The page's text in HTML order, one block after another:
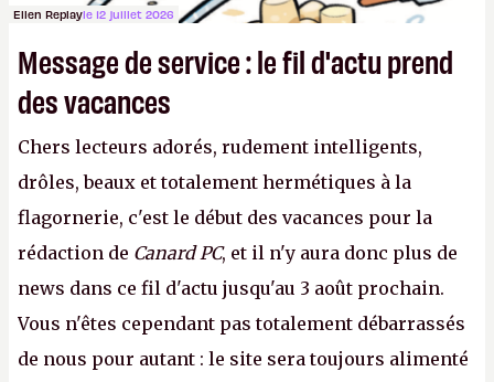
Ellen Replayle 12 juillet 2026
Message de service : le fil d'actu prend
des vacances
Chers lecteurs adorés, rudement intelligents,
drôles, beaux et totalement hermétiques à la
flagornerie, c'est le début des vacances pour la
rédaction de Canard PC, et il n'y aura donc plus de
news dans ce fil d'actu jusqu'au 3 août prochain.
Vous n'êtes cependant pas totalement débarrassés
de nous pour autant : le site sera toujours alimenté